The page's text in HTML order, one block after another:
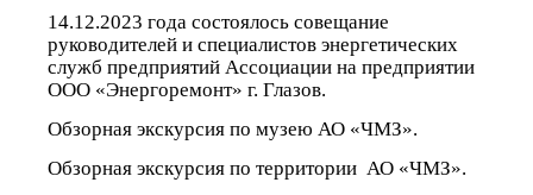
14.12.2023 года состоялось совещание
руководителей и специалистов энергетических
служб предприятий Ассоциации на предприятии
ООО «Энергоремонт» г. Глазов.
Обзорная экскурсия по музею АО «ЧМЗ».
Обзорная экскурсия по территории АО «ЧМЗ».